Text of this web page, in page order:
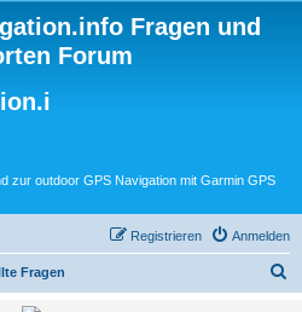
Fragen und
Forum
zur outdoor GPS Navigation mit Garmin GPS
Anmelden
Registrieren
Fragen